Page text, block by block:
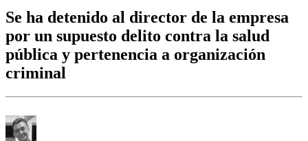
Se ha detenido al director de la empresa
por un supuesto delito contra la salud
pública y pertenencia a organización
criminal